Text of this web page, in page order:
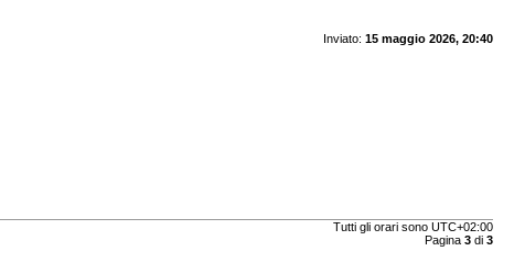
Inviato: 15 maggio 2026, 20:40
Tutti gli orari sono UTC+02:00
Pagina 3di 3